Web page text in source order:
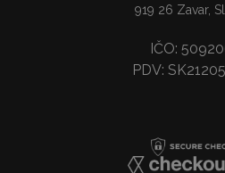
919 26 Zavar,
IČO:
PDV: